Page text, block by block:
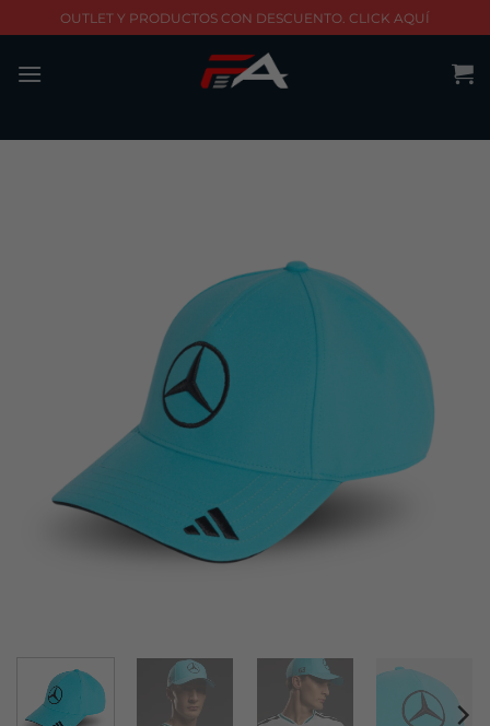
to
content
OUTLET Y PRODUCTOS CON DESCUENTO. CLICK AQUÍ